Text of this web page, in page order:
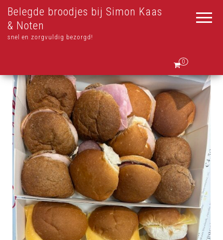
Belegde broodjes bij Simon Kaas
& Noten
snel en zorgvuldig bezorgd!
0